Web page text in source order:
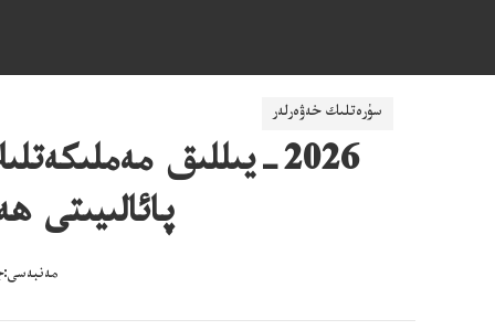
سۈرەتلىك خەۋەرلەر
2026-يىللىق
پائالىيىتى ھەپتىلىكى 6-